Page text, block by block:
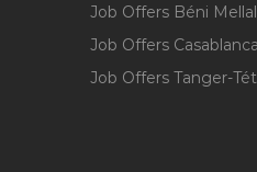
Job Offers Béni
Job Offers
Job Offers Tanger-